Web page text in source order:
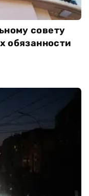
совету
обязанности